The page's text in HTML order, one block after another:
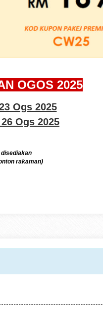
OGOS 2025
Ogs 2025
Ogs 2025
rakaman)